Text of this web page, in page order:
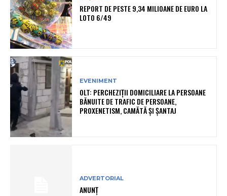
REPORT DE PESTE 9,34 MILIOANE DE EURO LA
LOTO 6/49
EVENIMENT
OLT: PERCHEZIŢII DOMICILIARE LA PERSOANE
BĂNUITE DE TRAFIC DE PERSOANE,
PROXENETISM, CAMĂTĂ ŞI ŞANTAJ
ADVERTORIAL
ANUNȚ